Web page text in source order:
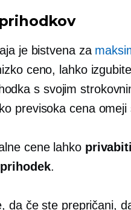
je bistvena za
ceno, lahko
s svojim
previsoka cena
cene lahko
.
da če ste prepričani,